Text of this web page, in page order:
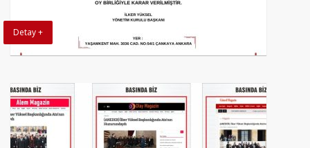
Detay +